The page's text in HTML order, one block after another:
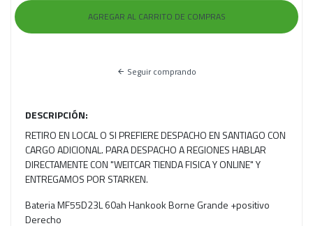
Seguir comprando
DESCRIPCIÓN:
RETIRO EN LOCAL O SI PREFIERE DESPACHO EN SANTIAGO CON
CARGO ADICIONAL. PARA DESPACHO A REGIONES HABLAR
DIRECTAMENTE CON "WEITCAR TIENDA FISICA Y ONLINE" Y
ENTREGAMOS POR STARKEN.
Bateria MF55D23L 60ah Hankook Borne Grande +positivo
Derecho